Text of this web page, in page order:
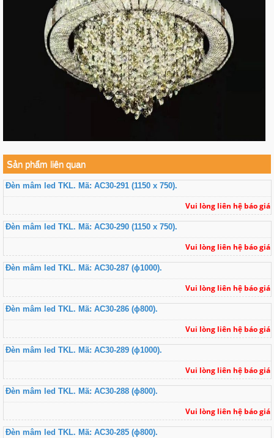
Sản phẩm liên quan
Đèn mâm led TKL. Mã: AC30-291 (1150 x 750).
Vui lòng liên hệ báo giá
Đèn mâm led TKL. Mã: AC30-290 (1150 x 750).
Vui lòng liên hệ báo giá
Đèn mâm led TKL. Mã: AC30-287 (ɸ1000).
Vui lòng liên hệ báo giá
Đèn mâm led TKL. Mã: AC30-286 (ɸ800).
Vui lòng liên hệ báo giá
Đèn mâm led TKL. Mã: AC30-289 (ɸ1000).
Vui lòng liên hệ báo giá
Đèn mâm led TKL. Mã: AC30-288 (ɸ800).
Vui lòng liên hệ báo giá
Đèn mâm led TKL. Mã: AC30-285 (ɸ800).